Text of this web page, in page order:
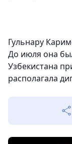
Гульнару
До июля она
Узбекистана
располагала